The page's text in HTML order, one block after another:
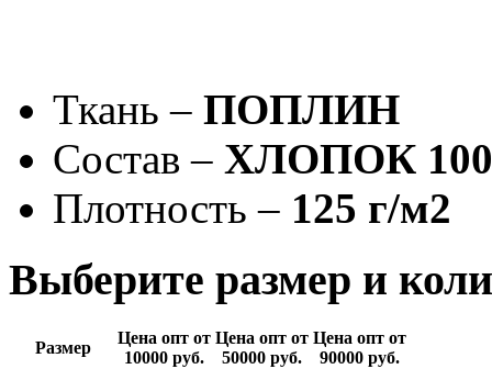
Ткань – ПОПЛИН
Состав – ХЛОПОК
Плотность – 125 г/м2
Выберите размер и
Размер
Цена опт от
10000 руб.
Цена опт от
50000 руб.
Цена опт от
90000 руб.